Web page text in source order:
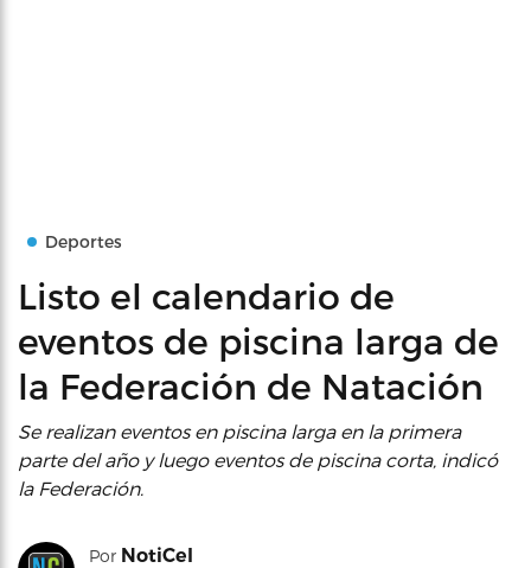
Deportes
Listo el calendario de
eventos de piscina larga de
la Federación de Natación
Se realizan eventos en piscina larga en la primera
parte del año y luego eventos de piscina corta, indicó
la Federación.
Por NotiCel